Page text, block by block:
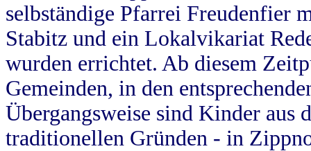
selbständige Pfarrei Freudenfier
Stabitz und ein Lokalvikariat
wurden errichtet. Ab diesem
Gemeinden, in den
Übergangsweise sind Kinder aus
traditionellen Gründen - in